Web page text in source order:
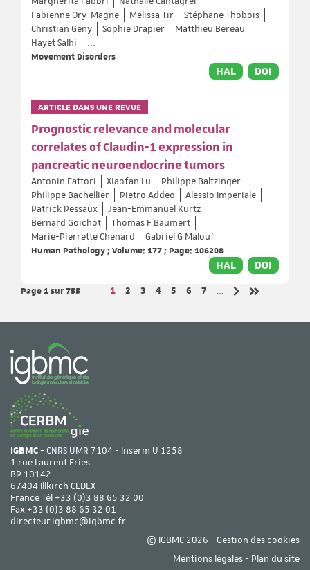
Fabienne Ory-Magne
Melissa Tir
Stéphane Thobois
Christian Geny
Sophie Drapier
Matthieu Béreau
Hayet Salhi
...
Movement Disorders
HAL DOI
ARTICLE DANS UNE REVUE
Prognostic relevance and molecular
correlates of Claudin-1 expression in
pancreatic neuroendocrine tumors
Antonin Fattori Xiaofan Lu
Philippe Baltzinger
Philippe Bachellier
Pietro Addeo
Alessio Imperiale
Patrick Pessaux
Jean-Emmanuel Kurtz
Bernard Goichot
Thomas F Baumert
Marie-Pierrette Chenard
Gabriel G Malouf
Human Pathology ; Volume: 177 ; Page: 106208
HAL DOI
Page 1sur 755 Page
1 Page
2 Page
3 Page
4 Page
5 Page
6 Page
7
…
IGBMC- CNRS UMR 7104 - Inserm U 1258
1 rue Laurent Fries
BP 10142
67404 Illkirch CEDEX
France Tél +33 (0)3 88 65 32 00
Fax +33 (0)3 88 65 32 01
directeur.igbmc@igbmc.fr
© IGBMC 2026 - Gestion des cookies
Mentions légales- Plan du site